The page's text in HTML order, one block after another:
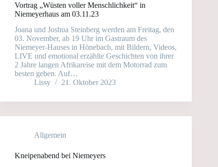
Vortrag „Wüsten voller Menschlichkeit“ in
Niemeyerhaus am 03.11.23
Joana und Joshua Steinberg werden am Freitag, den
03. November, ab 19 Uhr im Gastraum des
Niemeyer-Hauses in Hönebach, mit Bildern, Videos,
LIVE und emotional erzählte Geschichten von ihrer
2 Jahre langen Afrikareise mit dem Motorrad zum
besten geben. Auf…
Lissy
21. Oktober 2023
Allgemein
Kneipenabend bei Niemeyers